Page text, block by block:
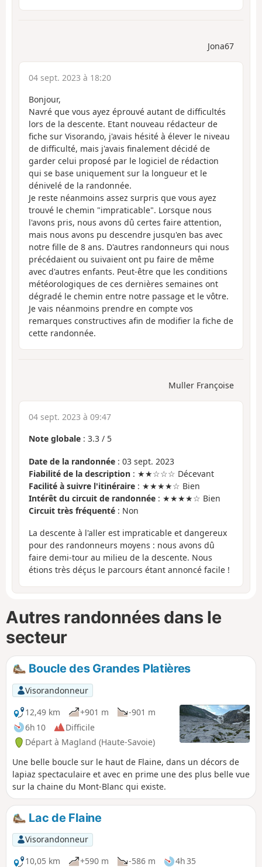
Jona67
04 sept. 2023 à 18:20
Bonjour,
Navré que vous ayez éprouvé autant de difficultés
lors de la descente. Etant nouveau rédacteur de
fiche sur Visorando, j'avais hésité à élever le niveau
de difficulté, mais j'avais finalement décidé de
garder celui proposé par le logiciel de rédaction
qui se base uniquement sur la longueur et le
dénivelé de la randonnée.
Je reste néanmoins assez surpris que vous ayez
trouvé le chemin "impraticable". Lorsque nous
l'avons pris, nous avons dû certes faire attention,
mais nous avons pu descendre jusqu'en bas avec
notre fille de 8 ans. D'autres randonneurs qui nous
précédaient ou suivaient ont pu faire de même
avec d'autres enfants. Peut-être que les conditions
météorologiques de ces dernières semaines ont
dégradé le chemin entre notre passage et le vôtre.
Je vais néanmoins prendre en compte vos
remarques constructives afin de modifier la fiche de
cette randonnée.
Muller Françoise
04 sept. 2023 à 09:47
Note globale : 3.3 / 5
Date de la randonnée : 03 sept. 2023
Fiabilité de la description : ★★☆☆☆ Décevant
Facilité à suivre l'itinéraire : ★★★★☆ Bien
Intérêt du circuit de randonnée : ★★★★☆ Bien
Circuit très fréquenté : Non
La descente à l'aller est impraticable et dangereux
pour des randonneurs moyens : nous avons dû
faire demi-tour au milieu de la descente. Nous
étions très déçus le parcours étant annoncé facile !
Autres randonnées dans le
secteur
Boucle des Grandes Platières
Visorandonneur
12,49 km
+901 m
-901 m
6h 10
Difficile
Départ à Magland (Haute-Savoie)
Une belle boucle sur le haut de Flaine, dans un décors de
lapiaz spectaculaire et avec en prime une des plus belle vue
sur la chaine du Mont-Blanc qui existe.
Lac de Flaine
Visorandonneur
10,05 km
+590 m -586 m 4h 35